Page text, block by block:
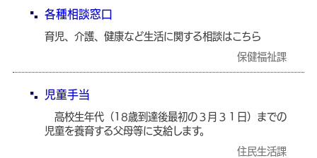
各種相談窓口
育児、介護、健康など生活に関する相談はこちら
保健福祉課
児童手当
高校生年代（18歳到達後最初の３月３１日）までの
児童を養育する父母等に支給します。
住民生活課